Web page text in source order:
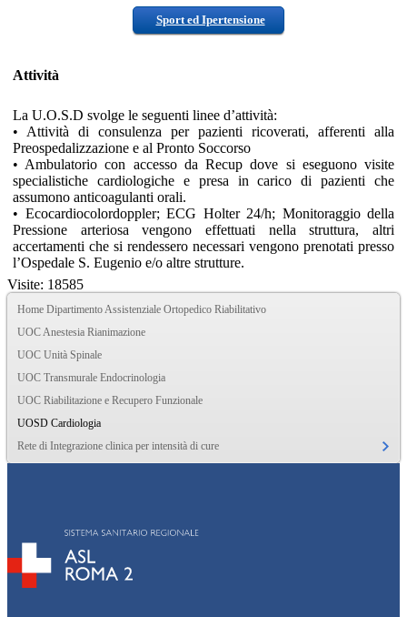
Sport ed Ipertensione
Attività
La U.O.S.D svolge le seguenti linee d’attività:
• Attività di consulenza per pazienti ricoverati, afferenti alla
Preospedalizzazione e al Pronto Soccorso
• Ambulatorio con accesso da Recup dove si eseguono visite
specialistiche cardiologiche e presa in carico di pazienti che
assumono anticoagulanti orali.
• Ecocardiocolordoppler; ECG Holter 24/h; Monitoraggio della
Pressione arteriosa vengono effettuati nella struttura, altri
accertamenti che si rendessero necessari vengono prenotati presso
l’Ospedale S. Eugenio e/o altre strutture.
Visite: 18585
Home Dipartimento Assistenziale Ortopedico Riabilitativo
UOC Anestesia Rianimazione
UOC Unità Spinale
UOC Transmurale Endocrinologia
UOC Riabilitazione e Recupero Funzionale
UOSD Cardiologia
Rete di Integrazione clinica per intensità di cure